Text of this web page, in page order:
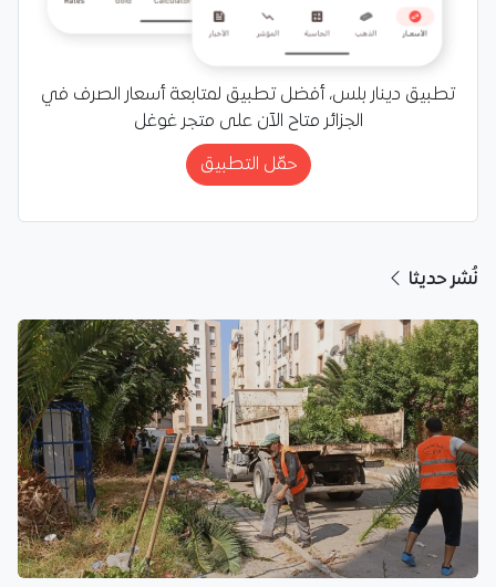
تطبيق دينار بلس، أفضل تطبيق لمتابعة أسعار الصرف في
الجزائر متاح الآن على متجر غوغل
حمّل التطبيق
نُشر حديثا